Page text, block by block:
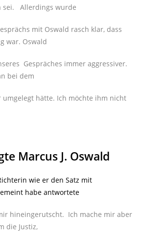
sei. Allerdings wurde
mit Oswald rasch klar, dass
war. Oswald
Gespräches immer aggressiver.
bei dem
umgelegt hätte. Ich möchte ihm nicht
Marcus J. Oswald
wie er den Satz mit
habe antwortete
hineingerutscht. Ich mache mir aber
die Justiz,